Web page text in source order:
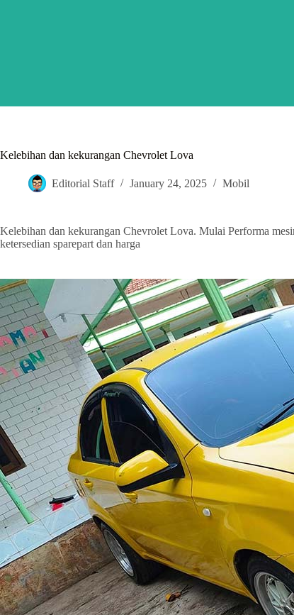
Kelebihan dan kekurangan Chevrolet Lova
Editorial Staff January 24, 2025 Mobil
Kelebihan dan kekurangan Chevrolet Lova. Mulai Performa
ketersedian sparepart dan harga